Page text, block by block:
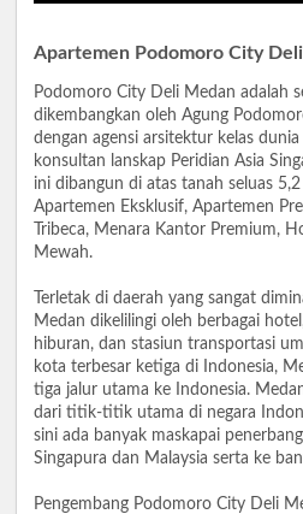
Apartemen Podomoro City
Podomoro City Deli Medan adalah
dikembangkan oleh Agung
dengan agensi arsitektur kelas
konsultan lanskap Peridian Asia
ini dibangun di atas tanah seluas
Apartemen Eksklusif, Apartemen
Tribeca, Menara Kantor Premium,
Mewah.
Terletak di daerah yang sangat
Medan dikelilingi oleh berbagai
hiburan, dan stasiun transportasi
kota terbesar ketiga di Indonesia,
tiga jalur utama ke Indonesia.
dari titik-titik utama di negara
sini ada banyak maskapai
Singapura dan Malaysia serta ke
Pengembang Podomoro City Deli